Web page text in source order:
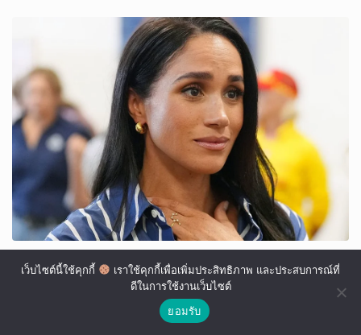
เว็บไซต์นี้ใช้คุกกี้
เราใช้คุกกี้เพื่อเพิ่มประสิทธิภาพ และประสบการณ์ที่
ดีในการใช้งานเว็บไซต์
ยอมรับ